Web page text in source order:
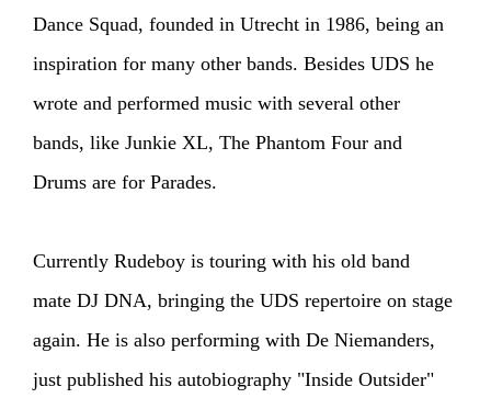
Dance Squad, founded in Utrecht in 1986, being an
inspiration for many other bands. Besides UDS he
wrote and performed music with several other
bands, like Junkie XL, The Phantom Four and
Drums are for Parades.
Currently Rudeboy is touring with his old band
mate DJ DNA, bringing the UDS repertoire on stage
again. He is also performing with De Niemanders,
just published his autobiography "Inside Outsider"